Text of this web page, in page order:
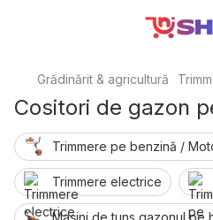
Grădinărit & agricultură
Cositori de gazon
Trimmere pe benzină /
Trimmere electrice
Mașini de tuns gazonul pe